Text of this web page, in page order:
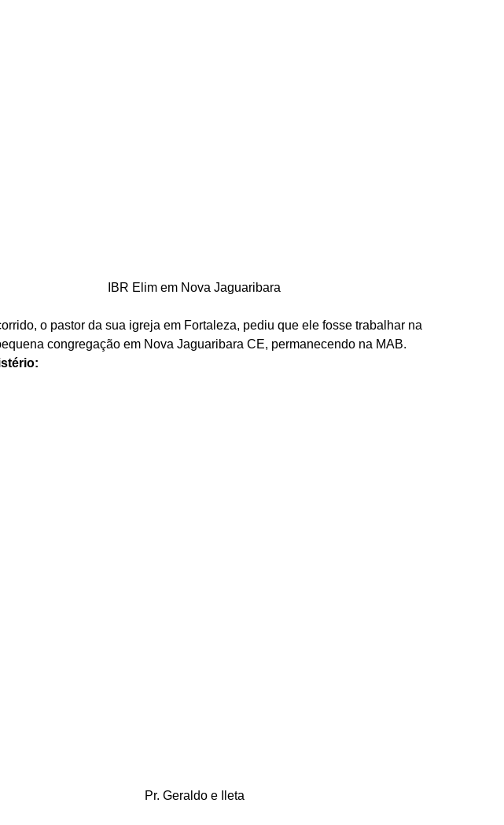
IBR Elim em Nova Jaguaribara
o pastor da sua igreja em Fortaleza, pediu que ele fosse trabalhar na
congregação em Nova Jaguaribara CE, permanecendo na MAB.
Pr. Geraldo e Ileta